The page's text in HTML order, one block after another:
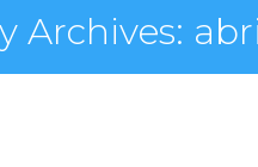
Archives: